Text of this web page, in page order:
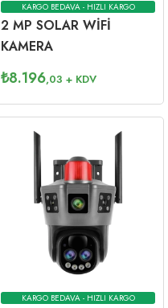
KARGO BEDAVA - HIZLI KARGO
2 MP SOLAR WİFİ
KAMERA
₺8.196,03 + KDV
KARGO BEDAVA - HIZLI KARGO